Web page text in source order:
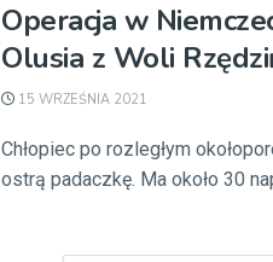
Operacja w
Olusia z Woli
15 WRZEŚNIA 2021
Chłopiec po rozległym
ostrą padaczkę. Ma około 30